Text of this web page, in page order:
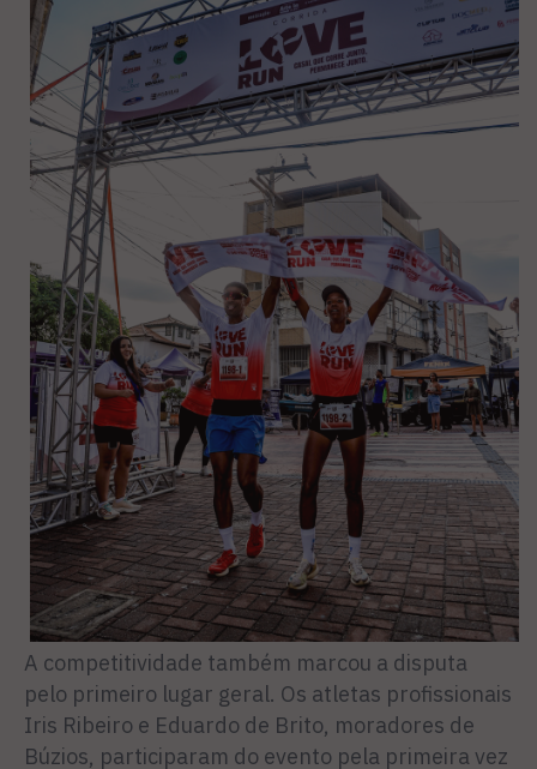
A competitividade também marcou a disputa
pelo primeiro lugar geral. Os atletas profissionais
Iris Ribeiro e Eduardo de Brito, moradores de
Búzios, participaram do evento pela primeira vez